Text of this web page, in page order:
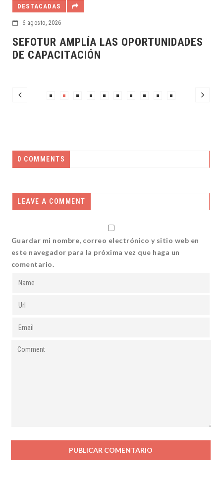
DESTACADAS
6 agosto, 2026
SEFOTUR AMPLÍA LAS OPORTUNIDADES
DE CAPACITACIÓN
0 COMMENTS
LEAVE A COMMENT
Guardar mi nombre, correo electrónico y sitio web en
este navegador para la próxima vez que haga un
comentario.